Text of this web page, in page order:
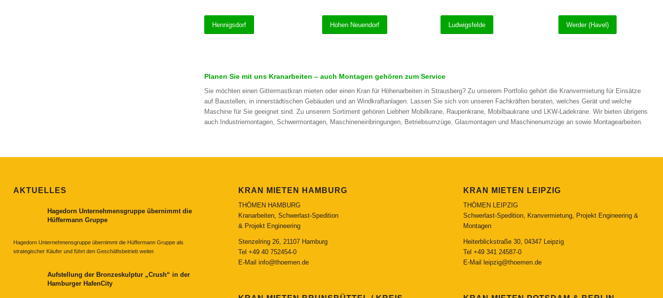
Hennigsdorf Hohen Neuendorf Ludwigsfelde Werder (Havel)
Planen Sie mit uns Kranarbeiten – auch Montagen gehören zum Service
Sie möchten einen Gittermastkran mieten oder einen Kran für Höhenarbeiten in Strausberg? Zu unserem Portfolio gehört die Kranvermietung für Einsätze
auf Baustellen, in innerstädtischen Gebäuden und an Windkraftanlagen. Lassen Sie sich von unseren Fachkräften beraten, welches Gerät und welche
Maschine für Sie geeignet sind. Zu unserem Sortiment gehören Liebherr Mobilkrane, Raupenkrane, Mobilbaukrane und LKW-Ladekrane. Wir bieten übrigens
auch Industriemontagen, Schwermontagen, Maschineneinbringungen, Betriebsumzüge, Glasmontagen und Maschinenumzüge an sowie Montagearbeiten.
AKTUELLES
Hagedorn Unternehmensgruppe übernimmt die
Hüffermann Gruppe
Hagedorn Unternehmensgruppe übernimmt die Hüffermann Gruppe als
strategischer Käufer und führt den Geschäftsbetrieb weiter.
Aufstellung der Bronzeskulptur „Crush“ in der
Hamburger HafenCity
KRAN MIETEN HAMBURG
THÖMEN HAMBURG
Kranarbeiten, Schwerlast-Spedition
& Projekt Engineering
Stenzelring 26, 21107 Hamburg
Tel +49 40 752454-0
E-Mail info@thoemen.de
KRAN MIETEN LEIPZIG
THÖMEN LEIPZIG
Schwerlast-Spedition, Kranvermietung, Projekt Engineering &
Montagen
Heiterblickstraße 30, 04347 Leipzig
Tel +49 341 24587-0
E-Mail
leipzig@thoemen.de